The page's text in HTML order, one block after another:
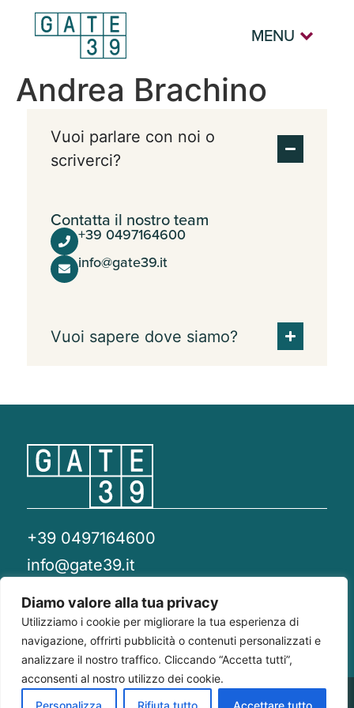
Diamo valore alla tua privacy
Utilizziamo i cookie per migliorare la tua esperienza di
navigazione, offrirti pubblicità o contenuti personalizzati e
analizzare il nostro traffico. Cliccando “Accetta tutti”,
acconsenti al nostro utilizzo dei cookie.
Personalizza
Rifiuta tutto Accettare tutto
MENU
Andrea Brachino
Vuoi parlare con noi o
scriverci?
Contatta il nostro team
+39 0497164600
info@gate39.it
Vuoi sapere dove siamo?
+39 0497164600
info@gate39.it
gate39@pec.it
Privacy Policy Whistleblowing Compliance 231
Gate 39 Largo Francesco Richini, 2/A 20122 P.Iva/CF